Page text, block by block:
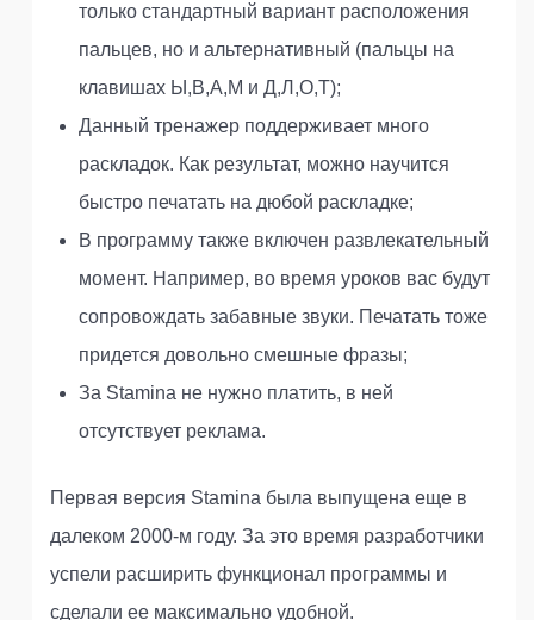
только стандартный вариант расположения
пальцев, но и альтернативный (пальцы на
клавишах Ы,В,А,М и Д,Л,О,Т);
Данный тренажер поддерживает много
раскладок. Как результат, можно научится
быстро печатать на дюбой раскладке;
В программу также включен развлекательный
момент. Например, во время уроков вас будут
сопровождать забавные звуки. Печатать тоже
придется довольно смешные фразы;
За Stamina не нужно платить, в ней
отсутствует реклама.
Первая версия Stamina была выпущена еще в
далеком 2000-м году. За это время разработчики
успели расширить функционал программы и
сделали ее максимально удобной.